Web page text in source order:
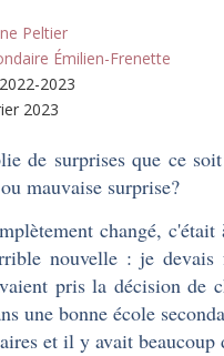
Peltier
Émilien-Frenette
2022-2023
2023
de surprises que ce
mauvaise surprise?
changé,
nouvelle : je
pris la décision
une bonne école
et il y avait beaucoup